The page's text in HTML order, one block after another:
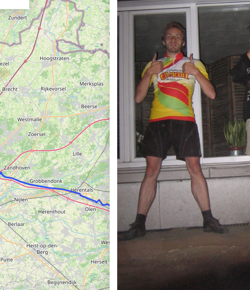
Ambiance, ambiance, ambiance
De groetjes terug
Doelloos
Ronde Van Flandriën
Dhr. Dries
Schapentocht
Het lossen van de kunst
Kerkstraten
7 rollen van Steven Seagal
Dodentocht
Redelijk slecht weer
In vogelvlucht
Lettertje dabij (unsorted)
Lettertje dabij
Zowel Herent als Herentals
Heen en weer
Natuurlijk meest volmaakte tocht door België
15 eiken
De ronde van het beest
Albertkanaal everesten
De diagonaal van België
Rues de Léglise
Ravel
Binnenkopper